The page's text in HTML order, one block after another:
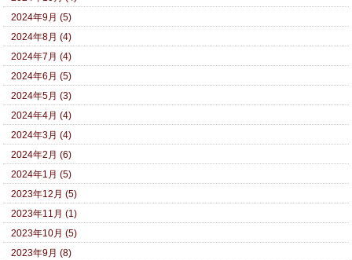
2024年9月 (5)
2024年8月 (4)
2024年7月 (4)
2024年6月 (5)
2024年5月 (3)
2024年4月 (4)
2024年3月 (4)
2024年2月 (6)
2024年1月 (5)
2023年12月 (5)
2023年11月 (1)
2023年10月 (5)
2023年9月 (8)